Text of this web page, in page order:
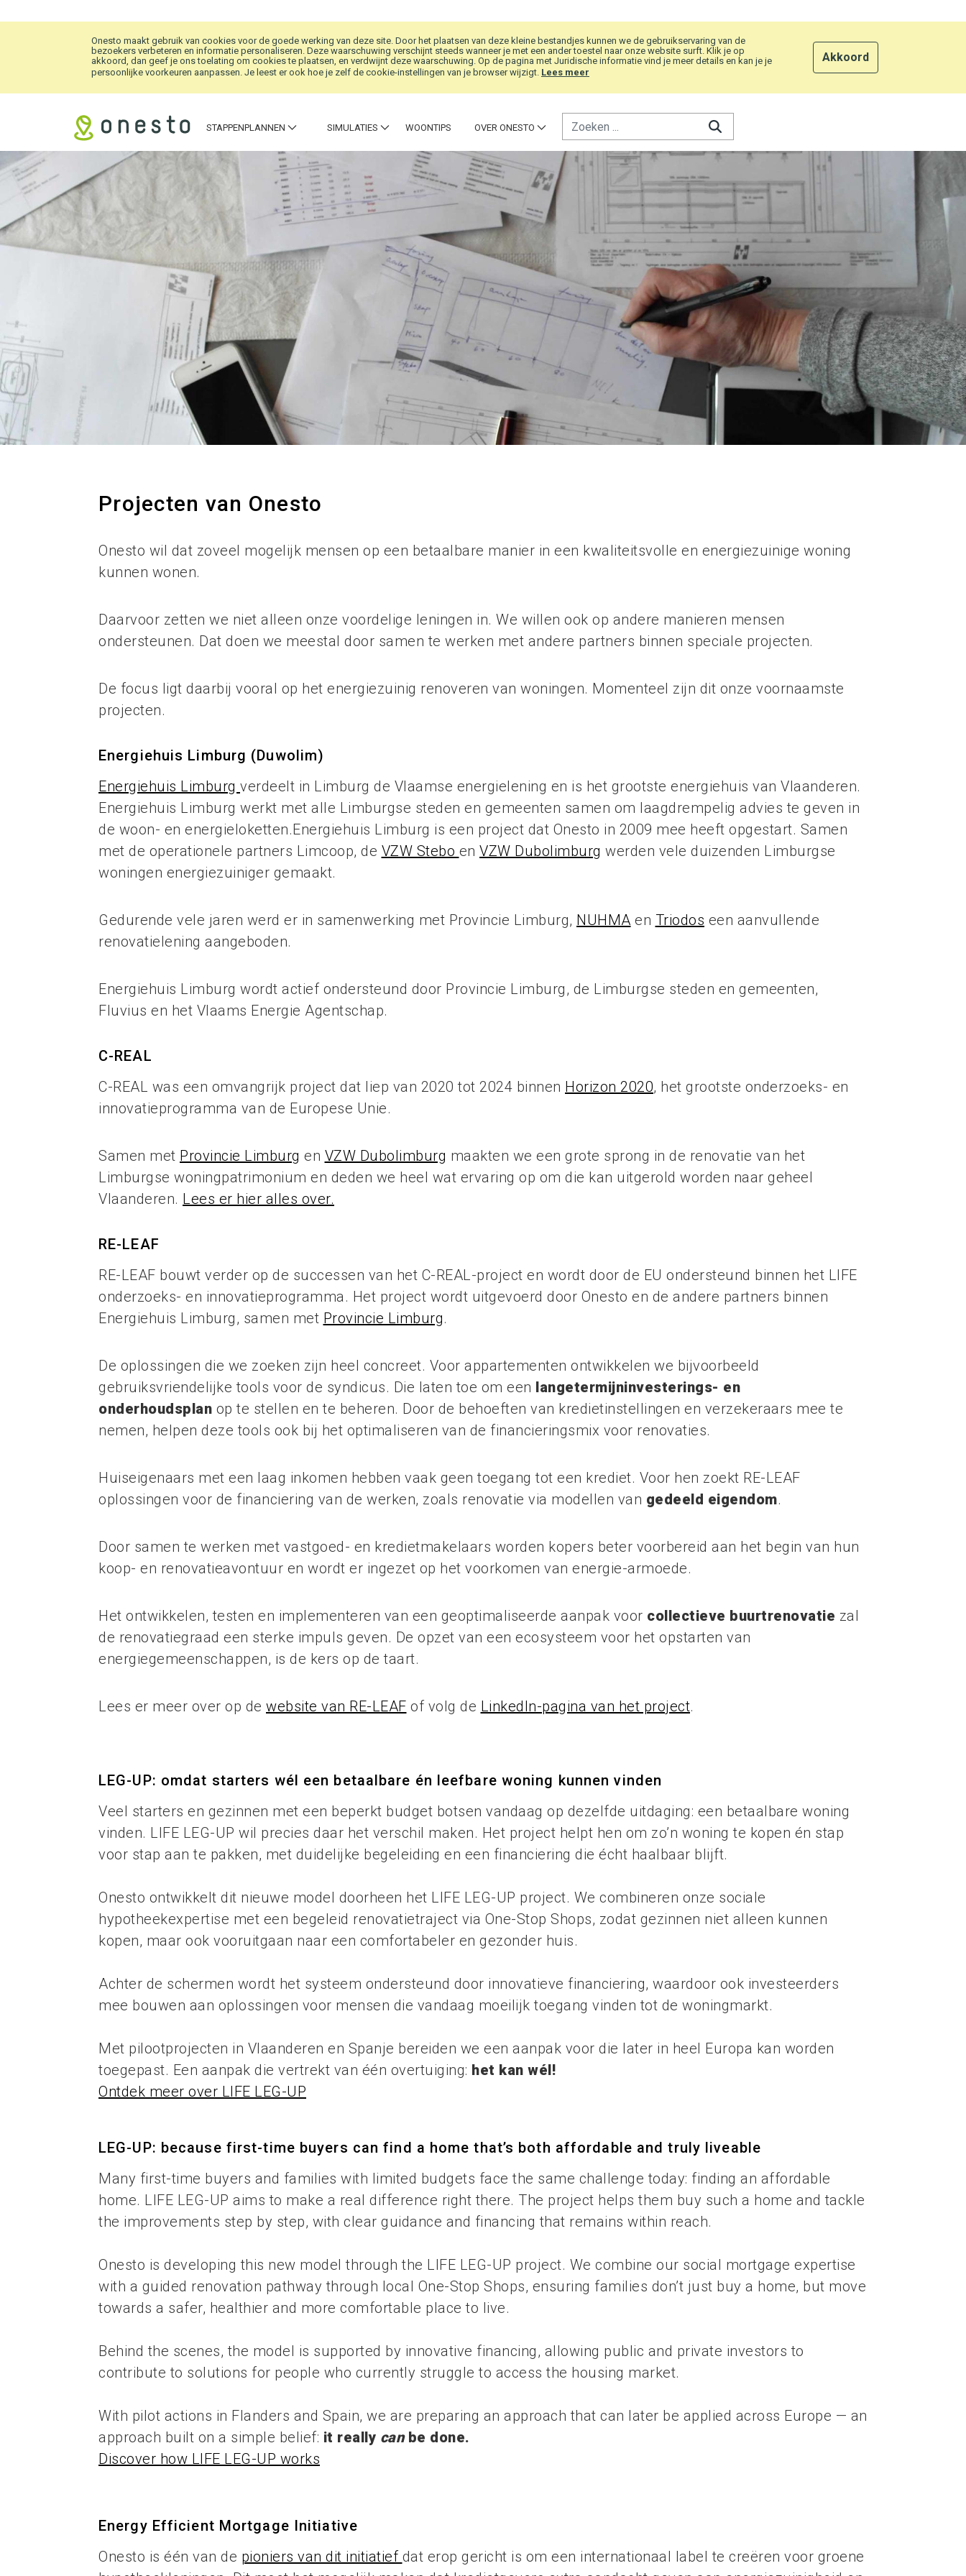
Onesto maakt gebruik van cookies voor de goede werking van deze site. Door het plaatsen van deze kleine bestandjes kunnen we de gebruikservaring van de
bezoekers verbeteren en informatie personaliseren. Deze waarschuwing verschijnt steeds wanneer je met een ander toestel naar onze website surft. Klik je op
akkoord, dan geef je ons toelating om cookies te plaatsen, en verdwijnt deze waarschuwing. Op de pagina met Juridische informatie vind je meer details en kan je je
persoonlijke voorkeuren aanpassen. Je leest er ook hoe je zelf de cookie-instellingen van je browser wijzigt. Lees meer
Akkoord
STAPPENPLANNEN SIMULATIES WOONTIPS OVER ONESTO
Projecten van Onesto
Onesto wil dat zoveel mogelijk mensen op een betaalbare manier in een kwaliteitsvolle en energiezuinige woning
kunnen wonen.
Daarvoor zetten we niet alleen onze voordelige leningen in. We willen ook op andere manieren mensen
ondersteunen. Dat doen we meestal door samen te werken met andere partners binnen speciale projecten.
De focus ligt daarbij vooral op het energiezuinig renoveren van woningen. Momenteel zijn dit onze voornaamste
projecten.
Energiehuis Limburg (Duwolim)
Energiehuis Limburg verdeelt in Limburg de Vlaamse energielening en is het grootste energiehuis van Vlaanderen.
Energiehuis Limburg werkt met alle Limburgse steden en gemeenten samen om laagdrempelig advies te geven in
de woon- en energieloketten.Energiehuis Limburg is een project dat Onesto in 2009 mee heeft opgestart. Samen
met de operationele partners Limcoop, de VZW Stebo en VZW Dubolimburg werden vele duizenden Limburgse
woningen energiezuiniger gemaakt.
Gedurende vele jaren werd er in samenwerking met Provincie Limburg, NUHMA en Triodos een aanvullende
renovatielening aangeboden.
Energiehuis Limburg wordt actief ondersteund door Provincie Limburg, de Limburgse steden en gemeenten,
Fluvius en het Vlaams Energie Agentschap.
C-REAL
C-REAL was een omvangrijk project dat liep van 2020 tot 2024 binnen Horizon 2020, het grootste onderzoeks- en
innovatieprogramma van de Europese Unie.
Samen met Provincie Limburg en VZW Dubolimburg maakten we een grote sprong in de renovatie van het
Limburgse woningpatrimonium en deden we heel wat ervaring op om die kan uitgerold worden naar geheel
Vlaanderen. Lees er hier alles over.
RE-LEAF
RE-LEAF bouwt verder op de successen van het C-REAL-project en wordt door de EU ondersteund binnen het LIFE
onderzoeks- en innovatieprogramma. Het project wordt uitgevoerd door Onesto en de andere partners binnen
Energiehuis Limburg, samen met Provincie Limburg.
De oplossingen die we zoeken zijn heel concreet. Voor appartementen ontwikkelen we bijvoorbeeld
gebruiksvriendelijke tools voor de syndicus. Die laten toe om een langetermijninvesterings- en
onderhoudsplan op te stellen en te beheren. Door de behoeften van kredietinstellingen en verzekeraars mee te
nemen, helpen deze tools ook bij het optimaliseren van de financieringsmix voor renovaties.
Huiseigenaars met een laag inkomen hebben vaak geen toegang tot een krediet. Voor hen zoekt RE-LEAF
oplossingen voor de financiering van de werken, zoals renovatie via modellen van gedeeld eigendom.
Door samen te werken met vastgoed- en kredietmakelaars worden kopers beter voorbereid aan het begin van hun
koop- en renovatieavontuur en wordt er ingezet op het voorkomen van energie-armoede.
Het ontwikkelen, testen en implementeren van een geoptimaliseerde aanpak voor collectieve buurtrenovatie zal
de renovatiegraad een sterke impuls geven. De opzet van een ecosysteem voor het opstarten van
energiegemeenschappen, is de kers op de taart.
Lees er meer over op de website van RE-LEAF of volg de LinkedIn-pagina van het project.
LEG-UP: omdat starters wél een betaalbare én leefbare woning kunnen vinden
Veel starters en gezinnen met een beperkt budget botsen vandaag op dezelfde uitdaging: een betaalbare woning
vinden. LIFE LEG-UP wil precies daar het verschil maken. Het project helpt hen om zo’n woning te kopen én stap
voor stap aan te pakken, met duidelijke begeleiding en een financiering die écht haalbaar blijft.
Onesto ontwikkelt dit nieuwe model doorheen het LIFE LEG-UP project. We combineren onze sociale
hypotheekexpertise met een begeleid renovatietraject via One-Stop Shops, zodat gezinnen niet alleen kunnen
kopen, maar ook vooruitgaan naar een comfortabeler en gezonder huis.
Achter de schermen wordt het systeem ondersteund door innovatieve financiering, waardoor ook investeerders
mee bouwen aan oplossingen voor mensen die vandaag moeilijk toegang vinden tot de woningmarkt.
Met pilootprojecten in Vlaanderen en Spanje bereiden we een aanpak voor die later in heel Europa kan worden
toegepast. Een aanpak die vertrekt van één overtuiging: het kan wél!
Ontdek meer over LIFE LEG-UP
LEG-UP: because first-time buyers can find a home that’s both affordable and truly liveable
Many first-time buyers and families with limited budgets face the same challenge today: finding an affordable
home. LIFE LEG-UP aims to make a real difference right there. The project helps them buy such a home and tackle
the improvements step by step, with clear guidance and financing that remains within reach.
Onesto is developing this new model through the LIFE LEG-UP project. We combine our social mortgage expertise
with a guided renovation pathway through local One-Stop Shops, ensuring families don’t just buy a home, but move
towards a safer, healthier and more comfortable place to live.
Behind the scenes, the model is supported by innovative financing, allowing public and private investors to
contribute to solutions for people who currently struggle to access the housing market.
With pilot actions in Flanders and Spain, we are preparing an approach that can later be applied across Europe — an
approach built on a simple belief: it really can be done.
Discover how LIFE LEG-UP works
Energy Efficient Mortgage Initiative
Onesto is één van de pioniers van dit initiatief dat erop gericht is om een internationaal label te creëren voor groene